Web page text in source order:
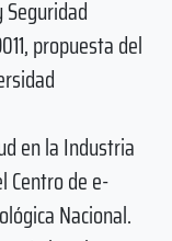
propuesta del
en la Industria
Centro de e-
Nacional.